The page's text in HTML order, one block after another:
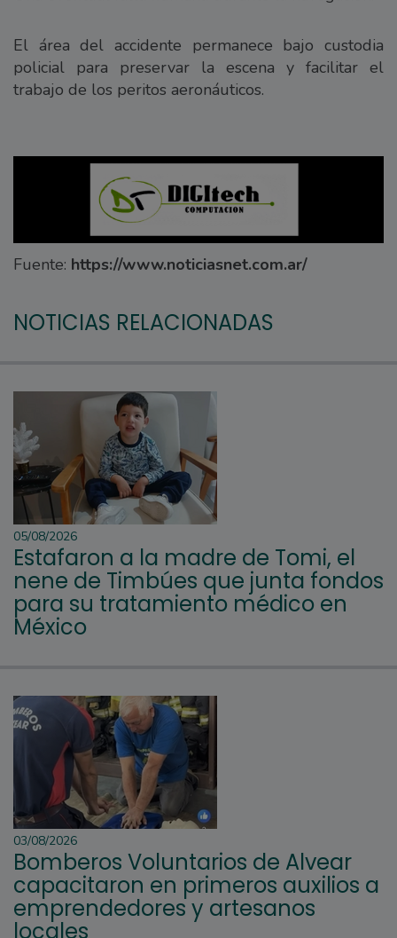
El área del accidente permanece bajo custodia
policial para preservar la escena y facilitar el
trabajo de los peritos aeronáuticos.
Fuente: https://www.noticiasnet.com.ar/
NOTICIAS RELACIONADAS
05/08/2026
Estafaron a la madre de Tomi, el
nene de Timbúes que junta fondos
para su tratamiento médico en
México
03/08/2026
Bomberos Voluntarios de Alvear
capacitaron en primeros auxilios a
emprendedores y artesanos
locales